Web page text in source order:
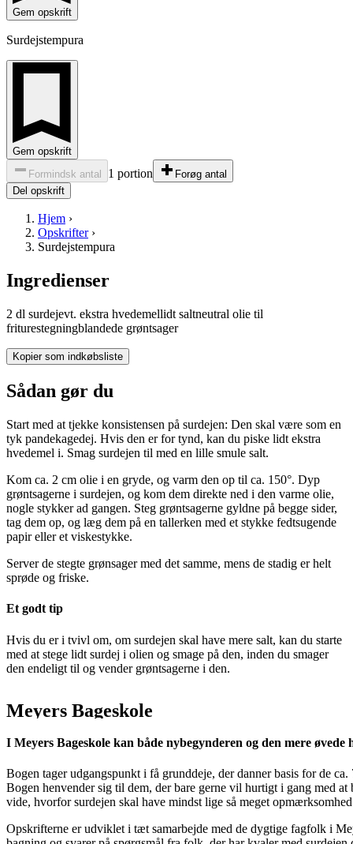
Gem opskrift
Surdejstempura
Gem opskrift
Formindsk antal
1 portion
Forøg antal
Del opskrift
Hjem ›
Opskrifter›
Surdejstempura
Ingredienser
2 dl surdejevt. ekstra hvedemellidt saltneutral olie til
friturestegningblandede grøntsager
Kopier som indkøbsliste
Sådan gør du
Start med at tjekke konsistensen på surdejen: Den skal være som en
tyk pandekagedej. Hvis den er for tynd, kan du piske lidt ekstra
hvedemel i. Smag surdejen til med en lille smule salt.
Kom ca. 2 cm olie i en gryde, og varm den op til ca. 150°. Dyp
grøntsagerne i surdejen, og kom dem direkte ned i den varme olie,
nogle stykker ad gangen. Steg grøntsagerne gyldne på begge sider,
tag dem op, og læg dem på en tallerken med et stykke fedtsugende
papir eller et viskestykke.
Server de stegte grønsager med det samme, mens de stadig er helt
sprøde og friske.
Et godt tip
Hvis du er i tvivl om, om surdejen skal have mere salt, kan du starte
med at stege lidt surdej i olien og smage på den, inden du smager
den endeligt til og vender grøntsagerne i den.
Meyers Bageskole
I Meyers Bageskole kan både nybegynderen og den mere
Bogen tager udgangspunkt i få grunddeje, der danner basis for de
Bogen henvender sig til dem, der bare gerne vil hurtigt i gang med at
vide, hvorfor surdejen skal have mindst lige så meget
Opskrifterne er udviklet i tæt samarbejde med de dygtige fagfolk i